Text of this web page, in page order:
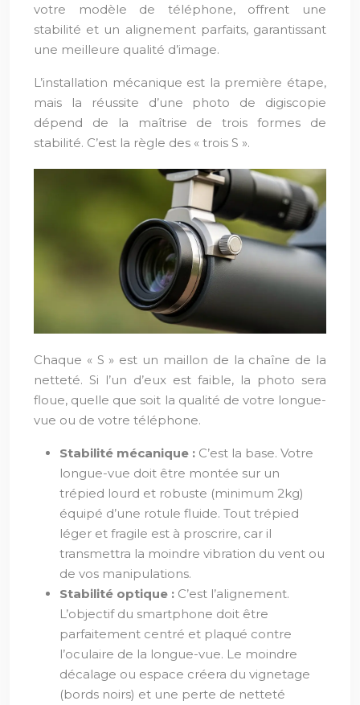
votre modèle de téléphone, offrent une
stabilité et un alignement parfaits, garantissant
une meilleure qualité d’image.
L’installation mécanique est la première étape,
mais la réussite d’une photo de digiscopie
dépend de la maîtrise de trois formes de
stabilité. C’est la règle des « trois S ».
Chaque « S » est un maillon de la chaîne de la
netteté. Si l’un d’eux est faible, la photo sera
floue, quelle que soit la qualité de votre longue-
vue ou de votre téléphone.
Stabilité mécanique : C’est la base. Votre
longue-vue doit être montée sur un
trépied lourd et robuste (minimum 2kg)
équipé d’une rotule fluide. Tout trépied
léger et fragile est à proscrire, car il
transmettra la moindre vibration du vent ou
de vos manipulations.
Stabilité optique : C’est l’alignement.
L’objectif du smartphone doit être
parfaitement centré et plaqué contre
l’oculaire de la longue-vue. Le moindre
décalage ou espace créera du vignetage
(bords noirs) et une perte de netteté